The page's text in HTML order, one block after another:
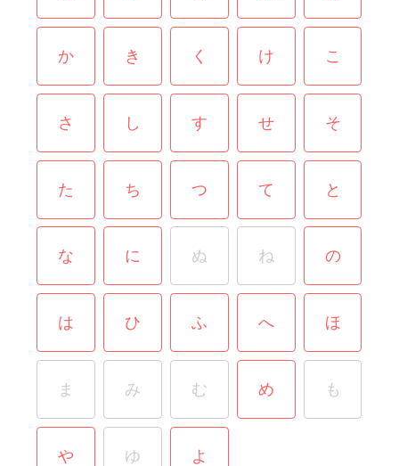
か き く け こ
さ し す せ そ
た ち つ て と
な に ぬ ね の
は ひ ふ へ ほ
ま み む め も
や ゆ よ